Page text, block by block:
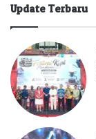
Update Terbaru